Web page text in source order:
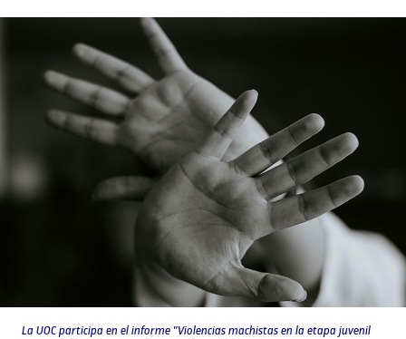
La UOC participa en el informe "Violencias machistas en la etapa juvenil